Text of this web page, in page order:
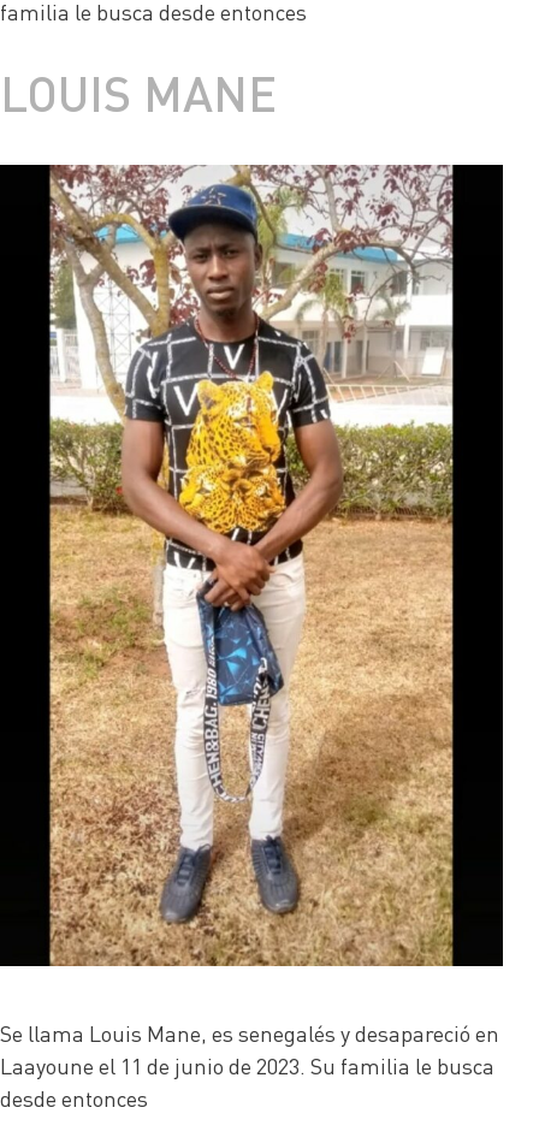
familia le busca desde entonces
LOUIS MANE
Se llama Louis Mane, es senegalés y desapareció en
Laayoune el 11 de junio de 2023. Su familia le busca
desde entonces